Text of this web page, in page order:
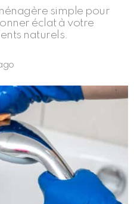
simple pour
éclat à votre
naturels.